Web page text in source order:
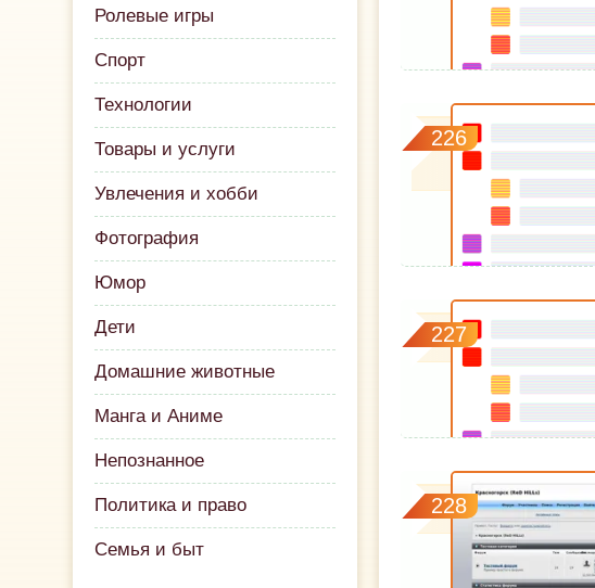
Ролевые игры
Спорт
Технологии
Товары и услуги
Увлечения и хобби
Фотография
Юмор
Дети
Домашние животные
Манга и Аниме
Непознанное
Политика и право
Семья и быт
226
227
228